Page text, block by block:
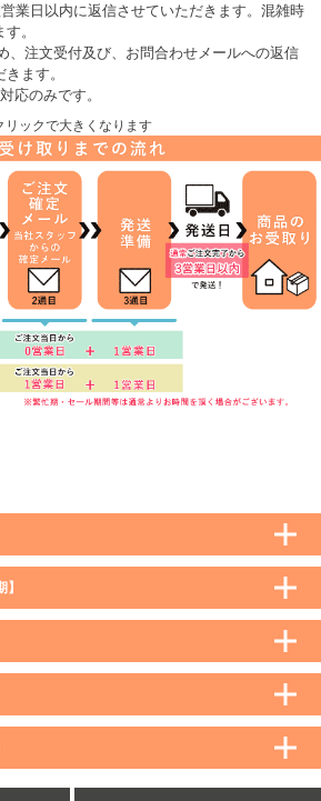
業日以内に返信させていただきます。混雑時
す。
、注文受付及び、お問合わせメールへの返信
ます。
応のみです。
リックで大きくなります
通常 沖縄・離島など一部地域
590円（税込）